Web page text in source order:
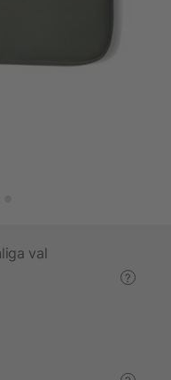
val
?